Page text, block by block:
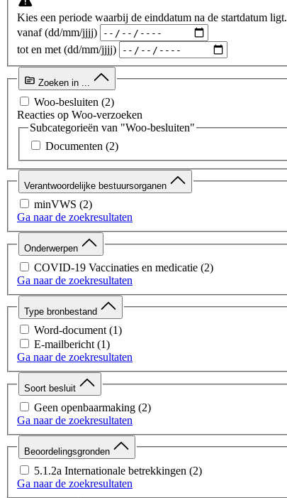
Kies een periode waarbij de einddatum na de startdatum ligt.
vanaf (dd/mm/jjjj)
tot en met (dd/mm/jjjj)
Zoeken in ...
Woo-besluiten (2)
Reacties op Woo-verzoeken
Subcategorieën van "Woo-besluiten"
Documenten (2)
Verantwoordelijke bestuursorganen
minVWS (2)
Ga naar de zoekresultaten
Onderwerpen
COVID-19 Vaccinaties en medicatie (2)
Ga naar de zoekresultaten
Type bronbestand
Word-document (1)
E-mailbericht (1)
Ga naar de zoekresultaten
Soort besluit
Geen openbaarmaking (2)
Ga naar de zoekresultaten
Beoordelingsgronden
5.1.2a Internationale betrekkingen (2)
Ga naar de zoekresultaten